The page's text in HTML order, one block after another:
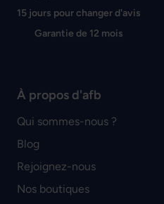
15 jours pour changer d'avis
Garantie de 12 mois
À propos d'afb
Qui sommes-nous ?
Blog
Rejoignez-nous
Nos boutiques